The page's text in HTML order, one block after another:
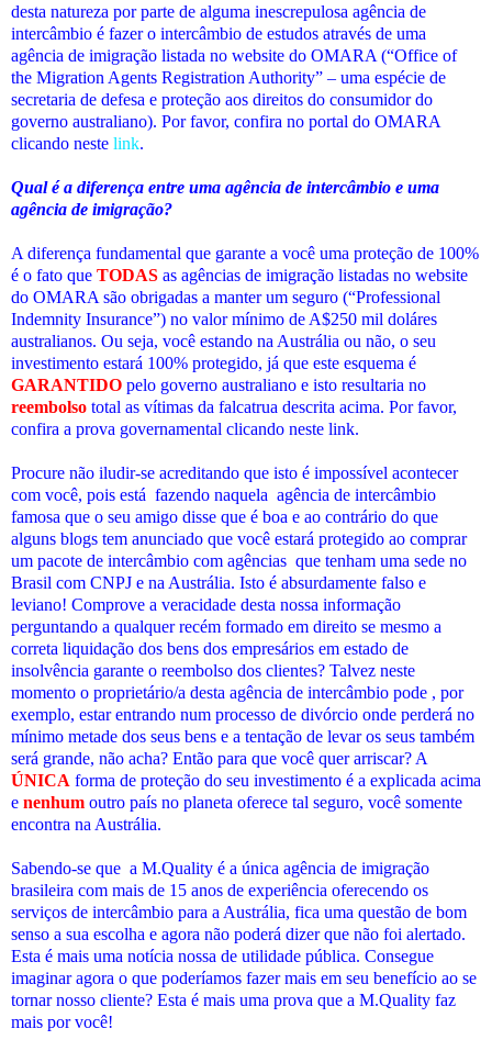
desta natureza por parte de alguma inescrepulosa agência de
intercâmbio é fazer o intercâmbio de estudos através de uma
agência de imigração listada no website do OMARA (“Office of
the Migration Agents Registration Authority” – uma espécie de
secretaria de defesa e proteção aos direitos do consumidor do
governo australiano). Por favor, confira no portal do OMARA
clicando neste link.
Qual é a diferença entre uma agência de intercâmbio e uma
agência de imigração?
A diferença fundamental que garante a você uma proteção de 100%
é o fato que TODAS as agências de imigração listadas no website
do OMARA são obrigadas a manter um seguro (“Professional
Indemnity Insurance”) no valor mínimo de A$250 mil doláres
australianos. Ou seja, você estando na Austrália ou não, o seu
investimento estará 100% protegido, já que este esquema é
GARANTIDO pelo governo australiano e isto resultaria no
reembolso total as vítimas da falcatrua descrita acima. Por favor,
confira a prova governamental clicando neste link.
Procure não iludir-se acreditando que isto é impossível acontecer
com você, pois está fazendo naquela agência de intercâmbio
famosa que o seu amigo disse que é boa e ao contrário do que
alguns blogs tem anunciado que você estará protegido ao comprar
um pacote de intercâmbio com agências que tenham uma sede no
Brasil com CNPJ e na Austrália. Isto é absurdamente falso e
leviano! Comprove a veracidade desta nossa informação
perguntando a qualquer recém formado em direito se mesmo a
correta liquidação dos bens dos empresários em estado de
insolvência garante o reembolso dos clientes? Talvez neste
momento o proprietário/a desta agência de intercâmbio pode , por
exemplo, estar entrando num processo de divórcio onde perderá no
mínimo metade dos seus bens e a tentação de levar os seus também
será grande, não acha? Então para que você quer arriscar? A
ÚNICA forma de proteção do seu investimento é a explicada acima
e nenhum outro país no planeta oferece tal seguro, você somente
encontra na Austrália.
Sabendo-se que a M.Quality é a única agência de imigração
brasileira com mais de 15 anos de experiência oferecendo os
serviços de intercâmbio para a Austrália, fica uma questão de bom
senso a sua escolha e agora não poderá dizer que não foi alertado.
Esta é mais uma notícia nossa de utilidade pública. Consegue
imaginar agora o que poderíamos fazer mais em seu benefício ao se
tornar nosso cliente? Esta é mais uma prova que a M.Quality faz
mais por você!